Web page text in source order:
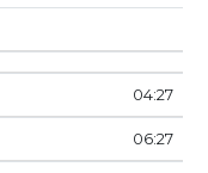
04:27
06:27